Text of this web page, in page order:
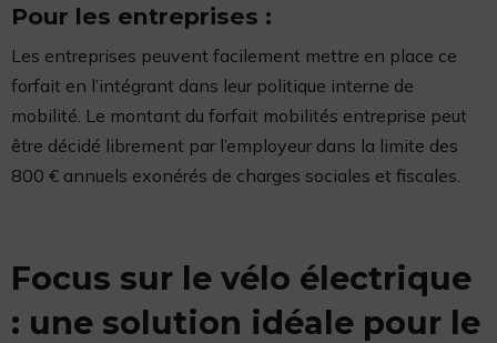
Pour les entreprises :
Les entreprises peuvent facilement mettre en place ce
forfait en l’intégrant dans leur politique interne de
mobilité. Le montant du forfait mobilités entreprise peut
être décidé librement par l’employeur dans la limite des
800 € annuels exonérés de charges sociales et fiscales.
Focus sur le vélo électrique
: une solution idéale pour le